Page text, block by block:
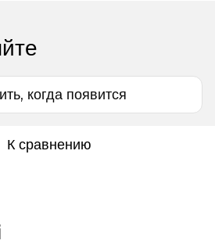
когда появится
К сравнению